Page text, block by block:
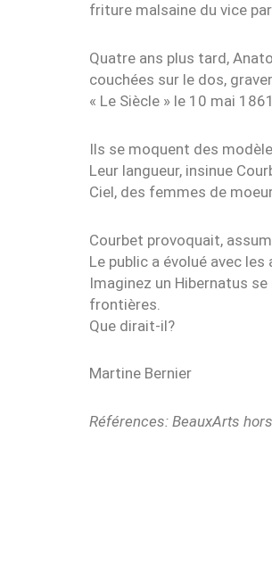
friture malsaine du vice
Quatre ans plus tard,
couchées sur le dos,
« Le Siècle » le 10 mai
Ils se moquent des
Leur langueur, insinue
Ciel, des femmes de
Courbet provoquait,
Le public a évolué avec les
Imaginez un Hibernatus
frontières.
Que dirait-il?
Martine Bernier
Références: BeauxArts